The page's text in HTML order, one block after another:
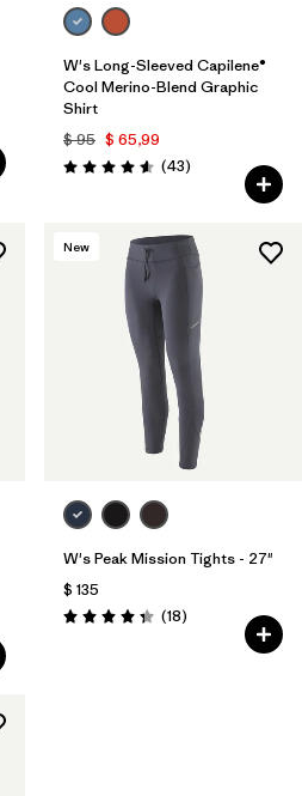
W's Long-Sleeved Capilene®
Cool Merino-Blend Graphic
Shirt
$ 95 $ 65,99
Valoración: 4.6 / 5
(43Comentarios
)
New
W's Peak Mission Tights - 27"
$ 135
Valoración: 4.3 / 5
(18Comentarios
)